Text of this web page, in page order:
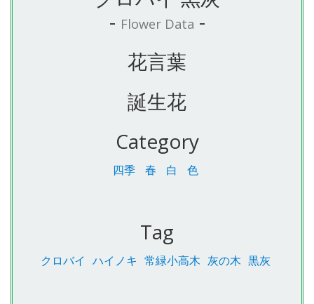
- Flower Data -
花言葉
誕生花
Category
四季 春 白 色
Tag
クロバイ ハイノキ 常緑小高木 灰の木 黒灰